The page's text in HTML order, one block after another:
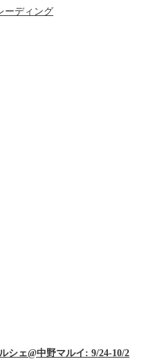
ーディング
シェ@中野マルイ: 9/24-10/2